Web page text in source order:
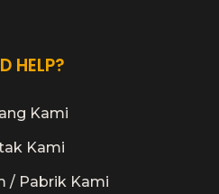
HELP?
Kami
Kami
/ Pabrik Kami